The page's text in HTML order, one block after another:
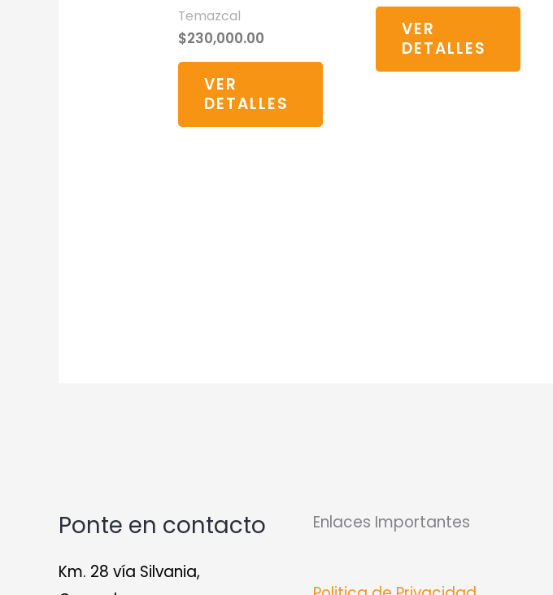
Temazcal
$230,000.00
VER
DETALLES
VER
DETALLES
Ponte en contacto
Km. 28 vía Silvania,
Enlaces Importantes